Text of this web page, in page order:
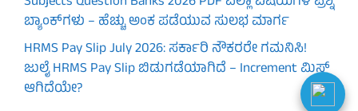
ಬ್ಯಾಂಕ್‌ಗಳು – ಹೆಚ್ಚು ಅಂಕ ಪಡೆಯುವ ಸುಲಭ ಮಾರ್ಗ
HRMS Pay Slip July 2026: ಸರ್ಕಾರಿ ನೌಕರರೇ ಗಮನಿಸಿ!
ಜುಲೈ HRMS Pay Slip ಬಿಡುಗಡೆಯಾಗಿದೆ – Increment ಮಿಸ್
ಆಗಿದೆಯೇ?